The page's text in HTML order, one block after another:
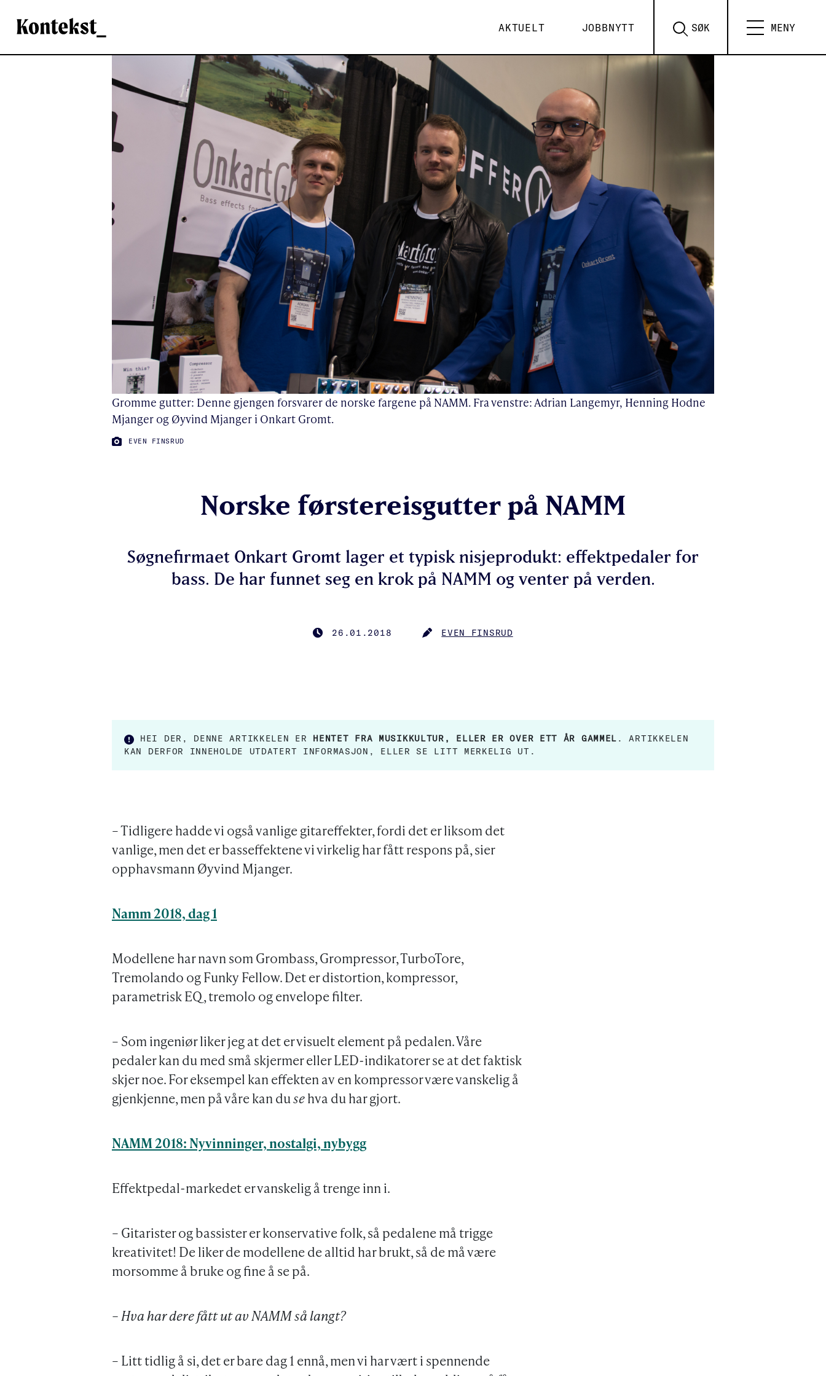
Kontekst AKTUELT JOBBNYTT SØK MENY
Gromme gutter: Denne gjengen forsvarer de norske fargene på NAMM. Fra venstre: Adrian Langemyr, Henning Hodne
Mjanger og Øyvind Mjanger i Onkart Gromt.
FOTO:
EVEN FINSRUD
Norske førstereisgutter på NAMM
Søgnefirmaet Onkart Gromt lager et typisk nisjeprodukt: effektpedaler for
bass. De har funnet seg en krok på NAMM og venter på verden.
PUBLISERT
26.01.2018
FORFATTER
EVEN FINSRUD
HEI DER, DENNE ARTIKKELEN ER HENTET FRA MUSIKKULTUR, ELLER ER OVER ETT ÅR GAMMEL . ARTIKKELEN
KAN DERFOR INNEHOLDE UTDATERT INFORMASJON, ELLER SE LITT MERKELIG UT.
– Tidligere hadde vi også vanlige gitareffekter, fordi det er liksom det
vanlige, men det er basseffektene vi virkelig har fått respons på, sier
opphavsmann Øyvind Mjanger.
Namm 2018, dag 1
Modellene har navn som Grombass, Grompressor, TurboTore,
Tremolando og Funky Fellow. Det er distortion, kompressor,
parametrisk EQ, tremolo og envelope filter.
– Som ingeniør liker jeg at det er visuelt element på pedalen. Våre
pedaler kan du med små skjermer eller LED-indikatorer se at det faktisk
skjer noe. For eksempel kan effekten av en kompressor være vanskelig å
gjenkjenne, men på våre kan dusehva du har gjort.
NAMM 2018: Nyvinninger, nostalgi, nybygg
Effektpedal-markedet er vanskelig å trenge inn i.
– Gitarister og bassister er konservative folk, så pedalene må trigge
kreativitet! De liker de modellene de alltid har brukt, så de må være
morsomme å bruke og fine å se på.
– Hva har dere fått ut av NAMM så langt?
– Litt tidlig å si, det er bare dag 1 ennå, men vi har vært i spennende